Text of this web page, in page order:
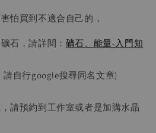
怕買到不適合自己的，
石，請詳閱： 礦石、能量-入門知
自行google搜尋同名文章)
請預約到工作室或者是加購水晶